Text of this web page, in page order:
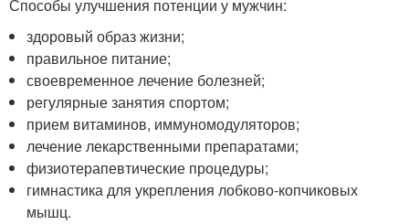
Способы улучшения потенции у мужчин:
здоровый образ жизни;
правильное питание;
своевременное лечение болезней;
регулярные занятия спортом;
прием витаминов, иммуномодуляторов;
лечение лекарственными препаратами;
физиотерапевтические процедуры;
гимнастика для укрепления лобково-копчиковых
мышц.